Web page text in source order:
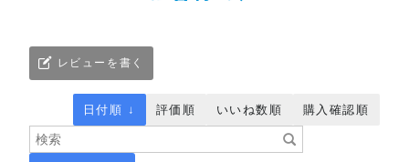
レビューを書く
日付順 ↓ 評価順 いいね数順 購入確認順